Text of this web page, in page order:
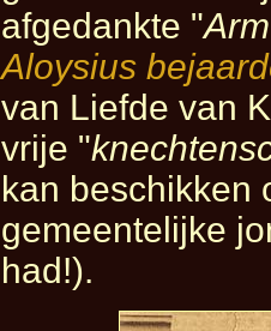
afgedankte "
Aloysius
van Liefde van
vrije "
kan beschikken
gemeentelijke
had!).